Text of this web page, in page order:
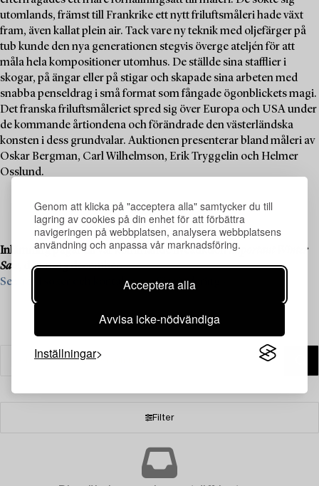
Genom att klicka på "acceptera alla" samtycker du till
lagring av cookies på din enhet för att förbättra
navigeringen på webbplatsen, analysera webbplatsens
användning och anpassa vår marknadsföring.
Acceptera alla
Avvisa icke-nödvändiga
Inställningar
utomlands, främst till Frankrike ett nytt friluftsmåleri hade växt
fram, även kallat plein air. Tack vare ny teknik med oljefärger på
tub kunde den nya generationen stegvis överge ateljén för att
måla hela kompositioner utomhus. De ställde sina stafflier i
skogar, på ängar eller på stigar och skapade sina arbeten med
snabba penseldrag i små format som fångade ögonblickets magi.
Det franska friluftsmåleriet spred sig över Europa och USA under
de kommande årtiondena och förändrade den västerländska
konsten i dess grundvalar. Auktionen presenterar bland måleri av
Oskar Bergman, Carl Wilhelmson, Erik Tryggelin och Helmer
Osslund.
Inlämning pågår till vår kommande liveauktionImportant Winter
Sale
, den 11–13 december.
Se vad vi söker och kontakta oss för värdering ›
Filter